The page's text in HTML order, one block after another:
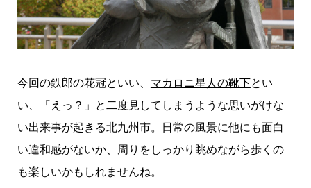
今回の鉄郎の花冠といい、 マカロニ星人の靴下とい
い、「えっ？」と二度見してしまうような思いがけな
い出来事が起きる北九州市。日常の風景に他にも面白
い違和感がないか、周りをしっかり眺めながら歩くの
も楽しいかもしれませんね。